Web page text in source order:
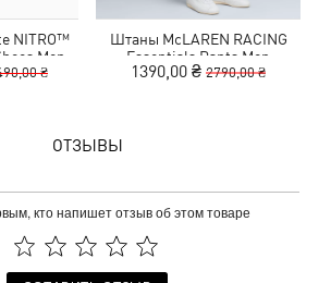
NITRO™
Men
₴
Штаны McLAREN RACING
Essentials Pants Men
1390,00 ₴ 2790,00 ₴
ОТЗЫВЫ
кто напишет отзыв об этом товаре